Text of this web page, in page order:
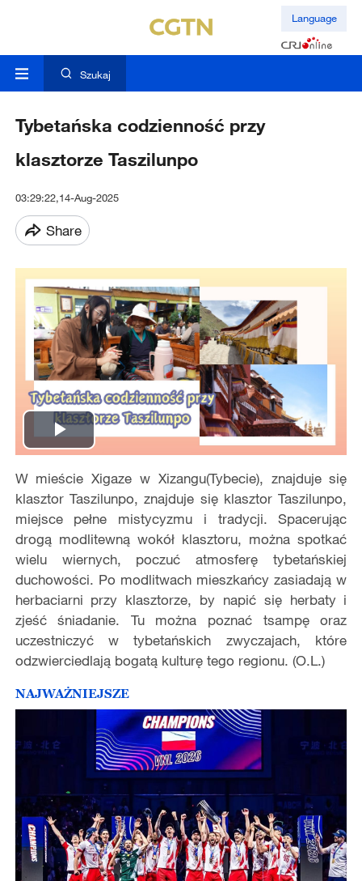
Language
Szukaj
Tybetańska codzienność przy
klasztorze Taszilunpo
03:29:22,14-Aug-2025
Share
Play
Video
W mieście Xigaze w Xizangu(Tybecie), znajduje się
klasztor Taszilunpo, znajduje się klasztor Taszilunpo,
miejsce pełne mistycyzmu i tradycji. Spacerując
drogą modlitewną wokół klasztoru, można spotkać
wielu wiernych, poczuć atmosferę tybetańskiej
duchowości. Po modlitwach mieszkańcy zasiadają w
herbaciarni przy klasztorze, by napić się herbaty i
zjeść śniadanie. Tu można poznać tsampę oraz
uczestniczyć w tybetańskich zwyczajach, które
odzwierciedlają bogatą kulturę tego regionu. (O.L.)
NAJWAŻNIEJSZE